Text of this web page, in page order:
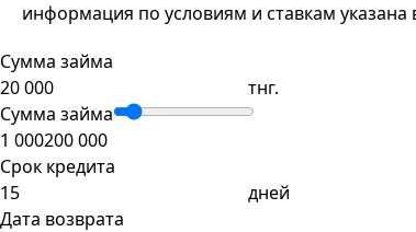
информация по условиям и ставкам указана
Сумма займа
тнг.
Сумма займа
1 000200 000
Срок кредита
дней
Дата возврата